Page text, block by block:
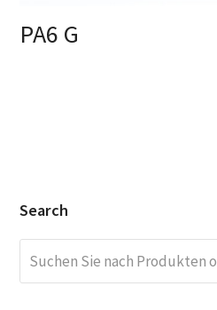
PA6 G
Search
Sie
nach